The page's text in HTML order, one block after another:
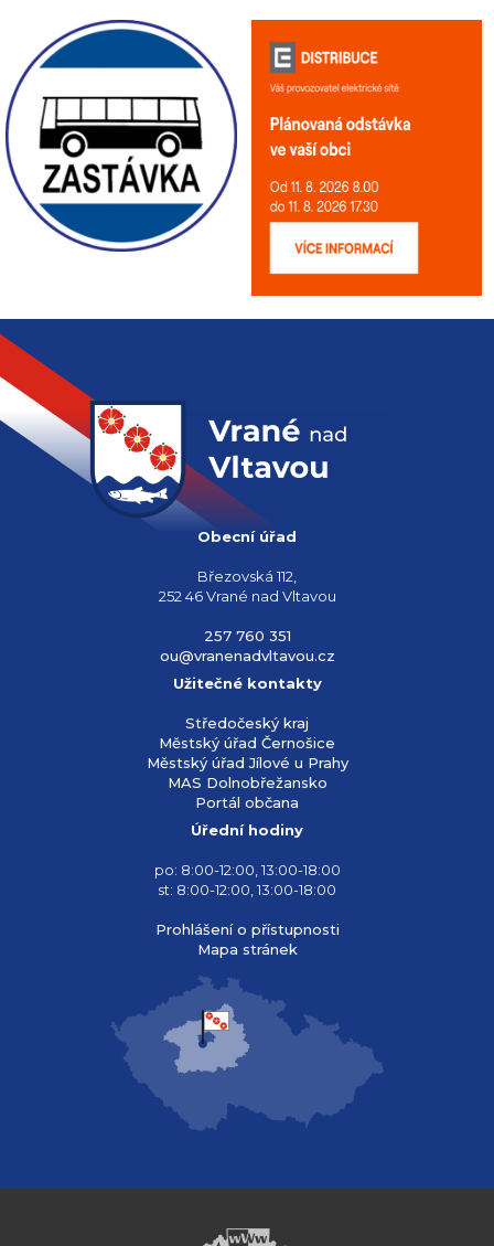
Obecní úřad
Březovská 112,
252 46 Vrané nad Vltavou
257 760 351
ou@vranenadvltavou.cz
Užitečné kontakty
Středočeský kraj
Městský úřad Černošice
Městský úřad Jílové u Prahy
MAS Dolnobřežansko
Portál občana
Úřední hodiny
po: 8:00-12:00, 13:00-18:00
st: 8:00-12:00, 13:00-18:00
Prohlášení o přístupnosti
Mapa stránek